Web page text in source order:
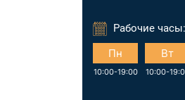
Рабочие часы:
Пн
10:00-19:00
Вт
10:00-